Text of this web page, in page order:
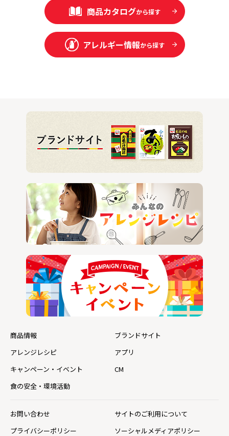
商品カタログから探す
アレルギー情報から探す
商品情報
ブランドサイト
アレンジレシピ
アプリ
キャンペーン・イベント
CM
食の安全・環境活動
お問い合わせ
サイトのご利用について
プライバシーポリシー
ソーシャルメディアポリシー